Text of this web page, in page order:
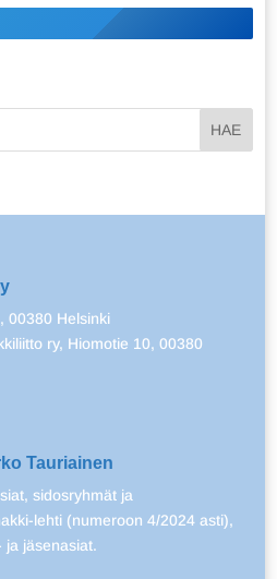
00380 Helsinki
ry, Hiomotie 10, 00380
Tauriainen
sidosryhmät ja
lehti (numeroon 4/2024 asti),
ja jäsenasiat.